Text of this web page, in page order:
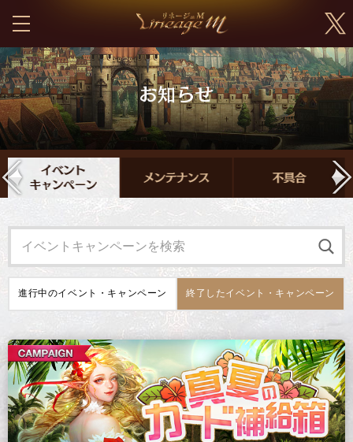
進行中のイベント・キャンペーン 終了したイベント・キャンペーン